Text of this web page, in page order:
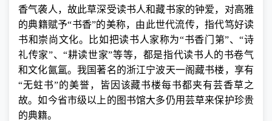
香气袭人，故此草深受读书人和藏书家的钟爱，对高雅
的典籍赋予“书香”的美称，由此世代流传，指代笃好读
书和崇尚文化。比如把读书人家称为“书香门第”、“诗
礼传家”、“耕读世家”等等，都是指代读书人的书卷气
和文化氤氲。我国著名的浙江宁波天一阁藏书楼，享有
“无蛀书”的美誉，皆因该藏书楼每书都夹有芸香草之
故。如今省市级以上的图书馆大多仍用芸草来保护珍贵
的典籍。